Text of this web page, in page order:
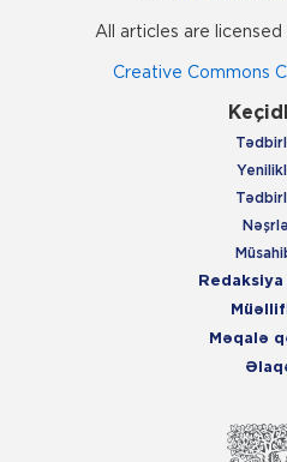
All articles are licensed
Creative Commons
Məqalə